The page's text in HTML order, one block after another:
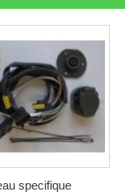
specifique